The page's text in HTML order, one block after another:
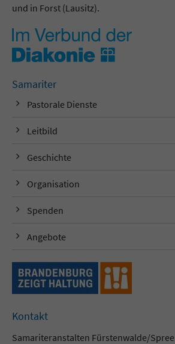
und in Forst (Lausitz).
Samariter
Pastorale Dienste
Leitbild
Geschichte
Organisation
Spenden
Angebote
Kontakt
Samariteranstalten Fürstenwalde/Spree